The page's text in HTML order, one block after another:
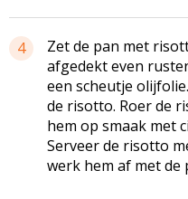
4
Zet de pan met
afgedekt even
een scheutje
de risotto. Roer de
hem op smaak met
Serveer de risotto
werk hem af met de